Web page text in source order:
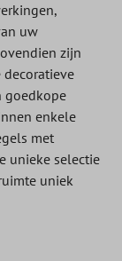
uw
zijn
goedkope
enkele
met
unieke selectie
uniek